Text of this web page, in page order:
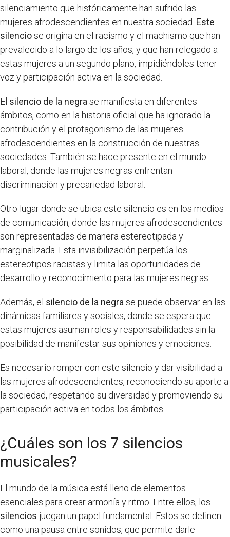
silenciamiento que históricamente han sufrido las
mujeres afrodescendientes en nuestra sociedad. Este
silenciose origina en el racismo y el machismo que han
prevalecido a lo largo de los años, y que han relegado a
estas mujeres a un segundo plano, impidiéndoles tener
voz y participación activa en la sociedad.
El silencio de la negra se manifiesta en diferentes
ámbitos, como en la historia oficial que ha ignorado la
contribución y el protagonismo de las mujeres
afrodescendientes en la construcción de nuestras
sociedades. También se hace presente en el mundo
laboral, donde las mujeres negras enfrentan
discriminación y precariedad laboral.
Otro lugar donde se ubica este silencio es en los medios
de comunicación, donde las mujeres afrodescendientes
son representadas de manera estereotipada y
marginalizada. Esta invisibilización perpetúa los
estereotipos racistas y limita las oportunidades de
desarrollo y reconocimiento para las mujeres negras.
Además, el silencio de la negra se puede observar en las
dinámicas familiares y sociales, donde se espera que
estas mujeres asuman roles y responsabilidades sin la
posibilidad de manifestar sus opiniones y emociones.
Es necesario romper con este silencio y dar visibilidad a
las mujeres afrodescendientes, reconociendo su aporte a
la sociedad, respetando su diversidad y promoviendo su
participación activa en todos los ámbitos.
¿Cuáles son los 7 silencios
musicales?
El mundo de la música está lleno de elementos
esenciales para crear armonía y ritmo. Entre ellos, los
silencios juegan un papel fundamental. Estos se definen
como una pausa entre sonidos, que permite darle